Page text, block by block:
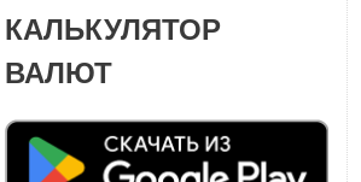
КАЛЬКУЛЯТОР
ВАЛЮТ